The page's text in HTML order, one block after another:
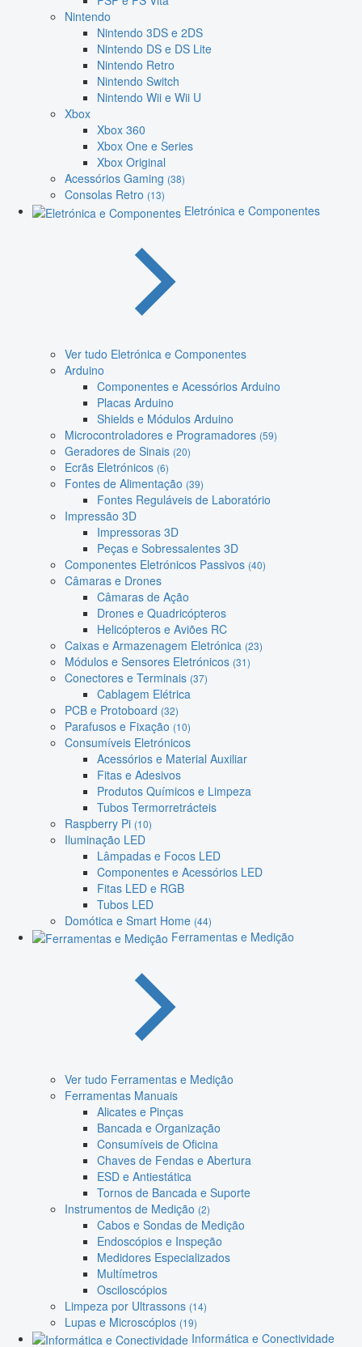
Nintendo
Nintendo 3DS e 2DS
Nintendo DS e DS Lite
Nintendo Retro
Nintendo Switch
Nintendo Wii e Wii U
Xbox
Xbox 360
Xbox One e Series
Xbox Original
Acessórios Gaming (38)
Consolas Retro (13)
Eletrónica e Componentes
Ver tudo Eletrónica e Componentes
Arduino
Componentes e Acessórios Arduino
Placas Arduino
Shields e Módulos Arduino
Microcontroladores e Programadores (59)
Geradores de Sinais (20)
Ecrãs Eletrónicos (6)
Fontes de Alimentação (39)
Fontes Reguláveis de Laboratório
Impressão 3D
Impressoras 3D
Peças e Sobressalentes 3D
Componentes Eletrónicos Passivos (40)
Câmaras e Drones
Câmaras de Ação
Drones e Quadricópteros
Helicópteros e Aviões RC
Caixas e Armazenagem Eletrónica (23)
Módulos e Sensores Eletrónicos (31)
Conectores e Terminais (37)
Cablagem Elétrica
PCB e Protoboard (32)
Parafusos e Fixação (10)
Consumíveis Eletrónicos
Acessórios e Material Auxiliar
Fitas e Adesivos
Produtos Químicos e Limpeza
Tubos Termorretrácteis
Raspberry Pi (10)
Iluminação LED
Lâmpadas e Focos LED
Componentes e Acessórios LED
Fitas LED e RGB
Tubos LED
Domótica e Smart Home (44)
Ferramentas e Medição
Ver tudo Ferramentas e Medição
Ferramentas Manuais
Alicates e Pinças
Bancada e Organização
Consumíveis de Oficina
Chaves de Fendas e Abertura
ESD e Antiestática
Tornos de Bancada e Suporte
Instrumentos de Medição (2)
Cabos e Sondas de Medição
Endoscópios e Inspeção
Medidores Especializados
Multímetros
Osciloscópios
Limpeza por Ultrassons (14)
Lupas e Microscópios (19)
Informática e Conectividade